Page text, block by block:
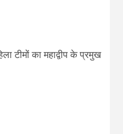
टीमों का महाद्वीप के प्रमुख